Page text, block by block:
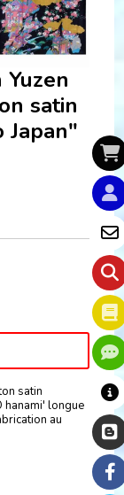
satin
Japan"
satin
hanami' longue
au